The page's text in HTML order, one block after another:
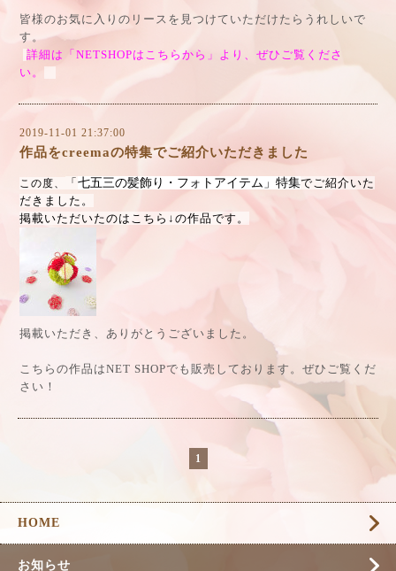
皆様のお気に入りのリースを見つけていただけたらうれしいで
す。
詳細は「NETSHOPはこちらから」より、ぜひご覧くださ
い。
2019-11-01 21:37:00
作品をcreemaの特集でご紹介いただきました
この度、 「 七五三の髪飾り・フォトアイテム」特集でご紹介いた
だきました。
掲載いただいたのはこちら↓の作品です。
掲載いただき、ありがとうございました。
こちらの作品はNET SHOPでも販売しております。ぜひご覧くだ
さい！
1
HOME
お知らせ